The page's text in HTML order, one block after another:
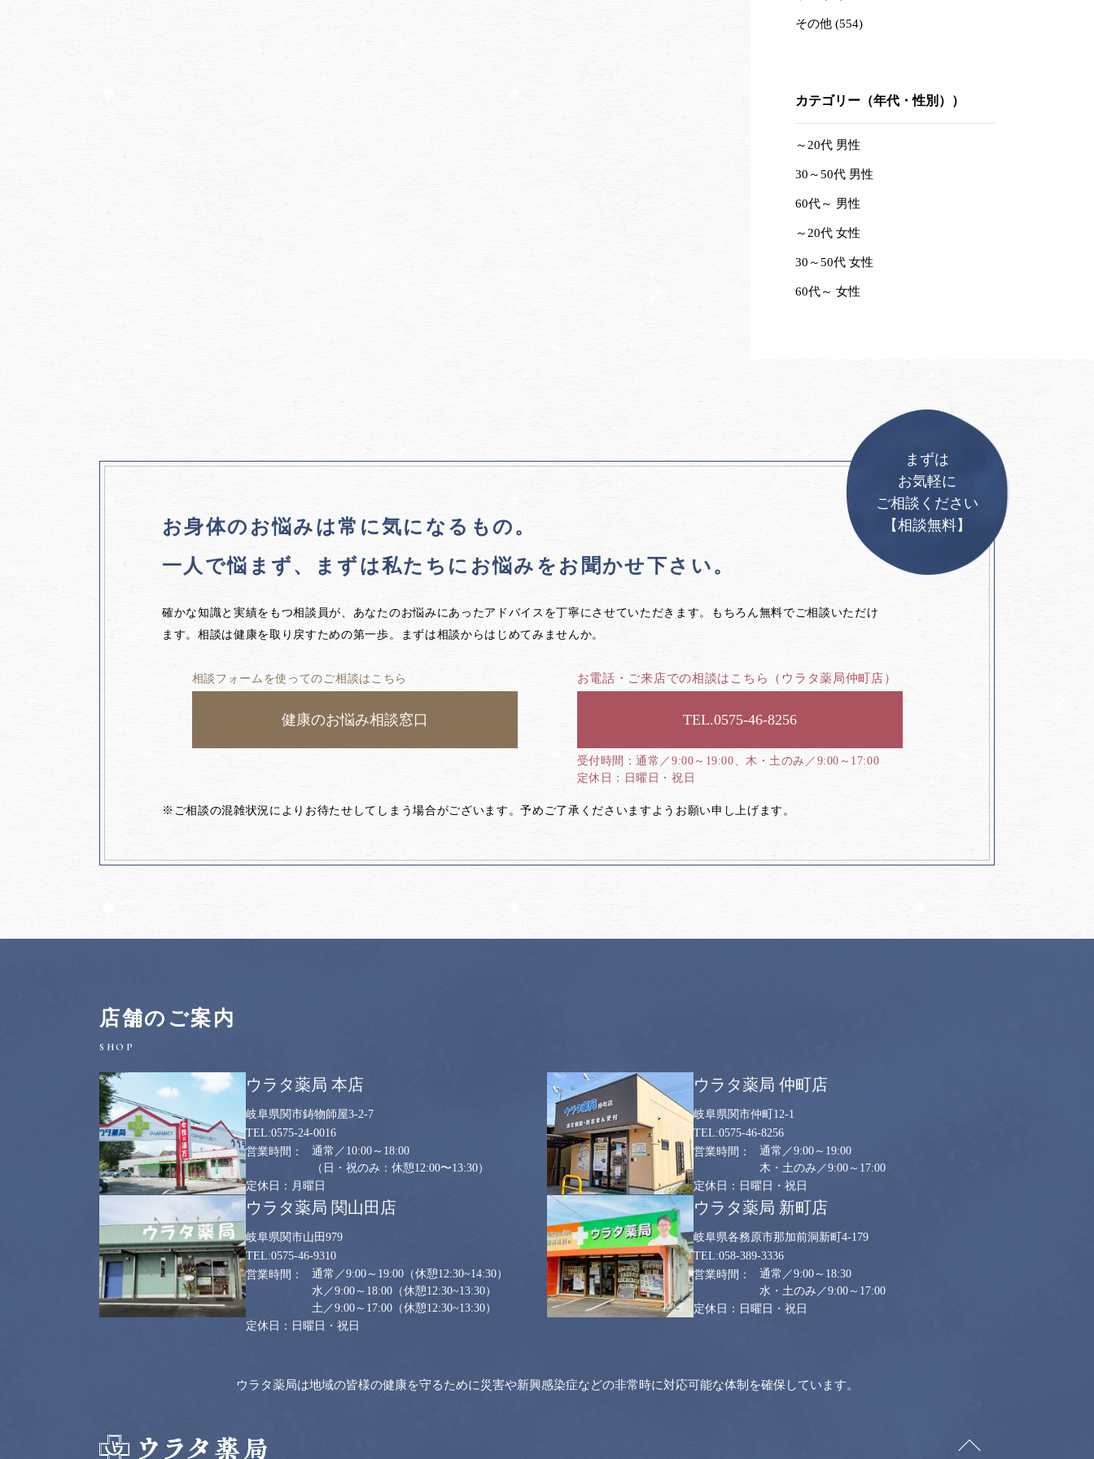
その他 (554)
カテゴリー（年代・性別））
～20代 男性
30～50代 男性
60代～ 男性
～20代 女性
30～50代 女性
60代～ 女性
お身体のお悩みは常に気になるもの。
一人で悩まず、
まずは私たちに お悩みをお聞かせ下さい。
確かな知識と実績をもつ相談員が、あなたのお悩みにあったアドバイスを丁寧にさせていただきます。もちろん無料でご相談いただけ
ます。相談は健康を取り戻すための第一歩。まずは相談からはじめてみませんか。
相談フォームを使ってのご相談はこちら
健康のお悩み相談窓口
お電話・ご来店での相談はこちら （ウラタ薬局仲町店）
0575-46-8256
通常／9:00～19:00、木・土のみ／9:00～17:00
日曜日・祝日
※ご相談の混雑状況によりお待たせしてしまう場合がございます。予めご了承くださいますようお願い申し上げます。
まずは
お気軽に
ご相談ください
【相談無料】
店舗のご案内
ウラタ薬局 本店
岐阜県関市鋳物師屋3-2-7
0575-24-0016
通常／10:00～18:00
（日・祝のみ：休憩12:00〜13:30）
月曜日
ウラタ薬局 仲町店
岐阜県関市仲町12-1
0575-46-8256
通常／9:00～19:00
木・土のみ／9:00～17:00
日曜日・祝日
ウラタ薬局 関山田店
岐阜県関市山田979
0575-46-9310
通常／9:00～19:00 （休憩12:30~14:30）
水／9:00～18:00 （休憩12:30~13:30）
土／9:00～17:00 （休憩12:30~13:30）
日曜日・祝日
ウラタ薬局 新町店
岐阜県各務原市那加前洞新町4-179
058-389-3336
通常／9:00～18:30
水・土のみ／9:00～17:00
日曜日・祝日
ウラタ薬局は地域の皆様の健康を守るために災害や新興感染症などの非常時に対応可能な体制を確保しています。